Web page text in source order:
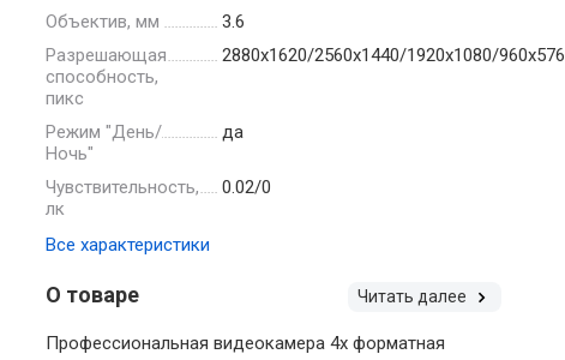
Объектив, мм
3.6
Разрешающая
способность,
пикс
2880х1620/2560х1440/1920х1080/960х576
Режим "День/
Ночь"
да
Чувствительность,
лк
0.02/0
Все характеристики
О товаре Читать далее
Профессиональная видеокамера 4х форматная